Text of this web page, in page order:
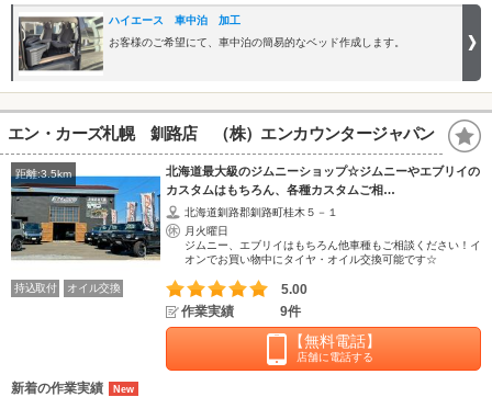
ハイエース 車中泊 加工
お客様のご希望にて、車中泊の簡易的なベッド作成します。
エン・カーズ札幌 釧路店 （株）エンカウンタージャパン
距離:3.5km
北海道最大級のジムニーショップ☆ジムニーやエブリイの
カスタムはもちろん、各種カスタムご相…
北海道釧路郡釧路町桂木５－１
月火曜日
ジムニー、エブリイはもちろん他車種もご相談ください！イ
オンでお買い物中にタイヤ・オイル交換可能です☆
持込取付 オイル交換
5.00
作業実績
9件
【無料電話】
店舗に電話する
新着の作業実績